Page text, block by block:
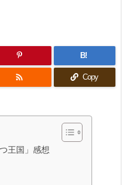
B!
 Copy
王国」感想